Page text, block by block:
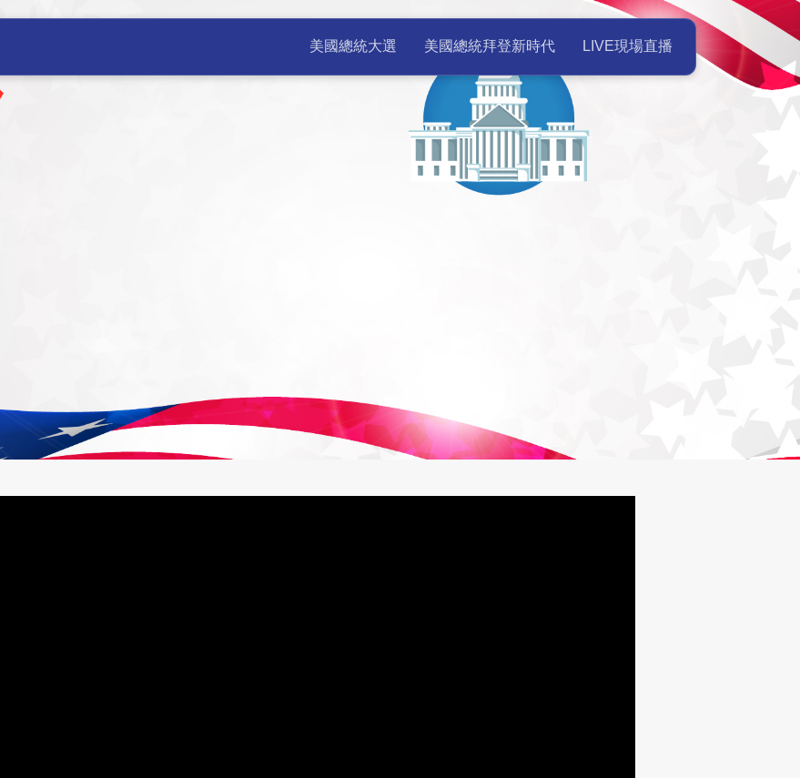
辦公室 | 美國新聞 不斷更新 | 美國總統就職典禮Live現場
美國總統大選 美國總統拜登新時代 LIVE現場直播